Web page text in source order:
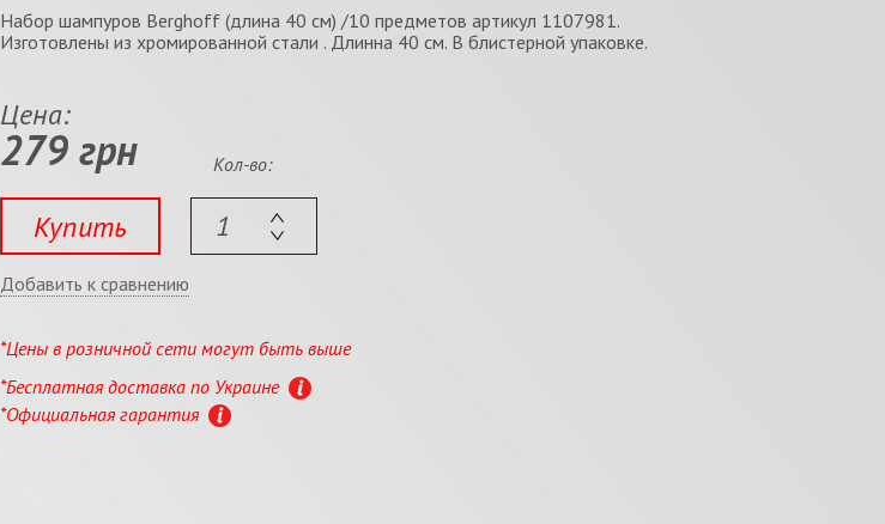
Набор шампуров Berghoff (длина 40 см) /10 предметов артикул 1107981.
Изготовлены из хромированной стали . Длинна 40 см. В блистерной упаковке.
Цена:
279 грн
Купить
Кол-во:
Добавить к сравнению
*Цены в розничной сети могут быть выше
*Бесплатная доставка по Украине
*Официальная гарантия